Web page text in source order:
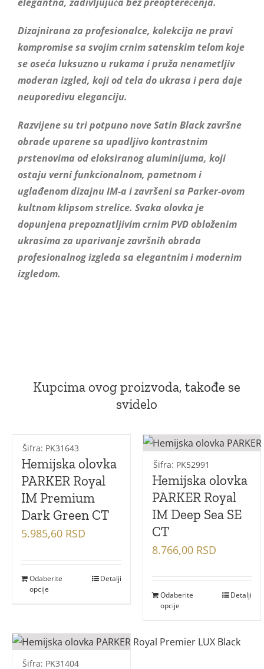
Dizajnirana za profesionalce, kolekcija ne pravi
kompromise sa svojim crnim satenskim telom koje
se oseća luksuzno u rukama i pruža nenametljiv
moderan izgled, koji od tela do ukrasa i pera daje
neuporedivu eleganciju.
Razvijene su tri potpuno nove Satin Black završne
obrade uparene sa upadljivo kontrastnim
prstenovima od eloksiranog aluminijuma, koji
ostaju verni funkcionalnom, pametnom i
uglađenom dizajnu IM-a i završeni sa Parker-ovom
kultnom klipsom strelice. Svaka olovka je
dopunjena prepoznatljivim crnim PVD obloženim
ukrasima za uparivanje završnih obrada
profesionalnog izgleda sa elegantnim i modernim
izgledom.
Kupcima ovog proizvoda, takođe se
svidelo
Šifra: PK31643
Hemijska olovka
PARKER Royal
IM Premium
Dark Green CT
5.985,60 RSD
Odaberite
opcije
Detalji
Šifra: PK52991
Hemijska olovka
PARKER Royal
IM Deep Sea SE
CT
8.766,00 RSD
Odaberite
opcije
Detalji
Šifra: PK31404